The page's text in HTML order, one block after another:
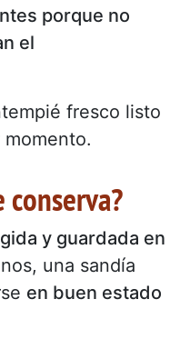
porque no
el
fresco listo
y guardada en
una sandía
en buen estado